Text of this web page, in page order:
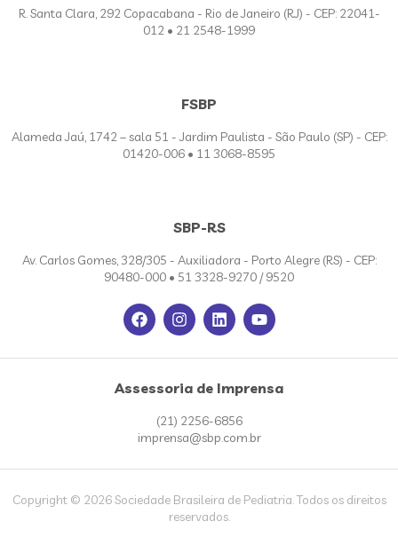
R. Santa Clara, 292 Copacabana - Rio de Janeiro (RJ) - CEP: 22041-
012 • 21 2548-1999
FSBP
Alameda Jaú, 1742 – sala 51 - Jardim Paulista - São Paulo (SP) - CEP:
01420-006 • 11 3068-8595
SBP-RS
Av. Carlos Gomes, 328/305 - Auxiliadora - Porto Alegre (RS) - CEP:
90480-000 • 51 3328-9270 / 9520
Assessoria de Imprensa
(21) 2256-6856
imprensa@sbp.com.br
Copyright © 2026 Sociedade Brasileira de Pediatria. Todos os direitos
reservados.